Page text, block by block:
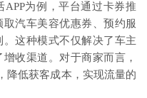
为例，平台通过卡券推
汽车美容优惠券、预约服
这种模式不仅解决了车主
收渠道。对于商家而言，
降低获客成本，实现流量的